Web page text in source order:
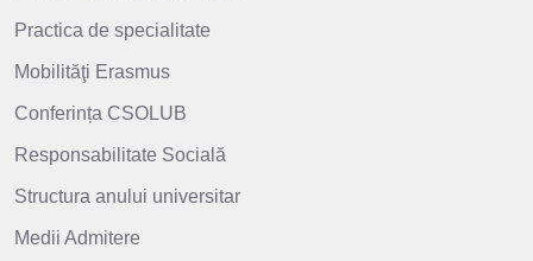
Practica de specialitate
Mobilităţi Erasmus
Conferința CSOLUB
Responsabilitate Socială
Structura anului universitar
Medii Admitere